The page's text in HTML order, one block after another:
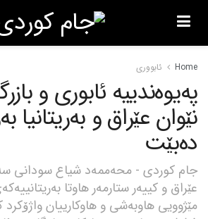
Home ئابووری
پەیوەندییە ئابوری و
نێوان عێراق و بەریتانیا
دەبێت
جام کوردی - محه‌ممه‌د شیاع سودانی
عێراق و كییەر ستارمەر هاوتا
مێژوویی هاوبەشی و هاوکارییان